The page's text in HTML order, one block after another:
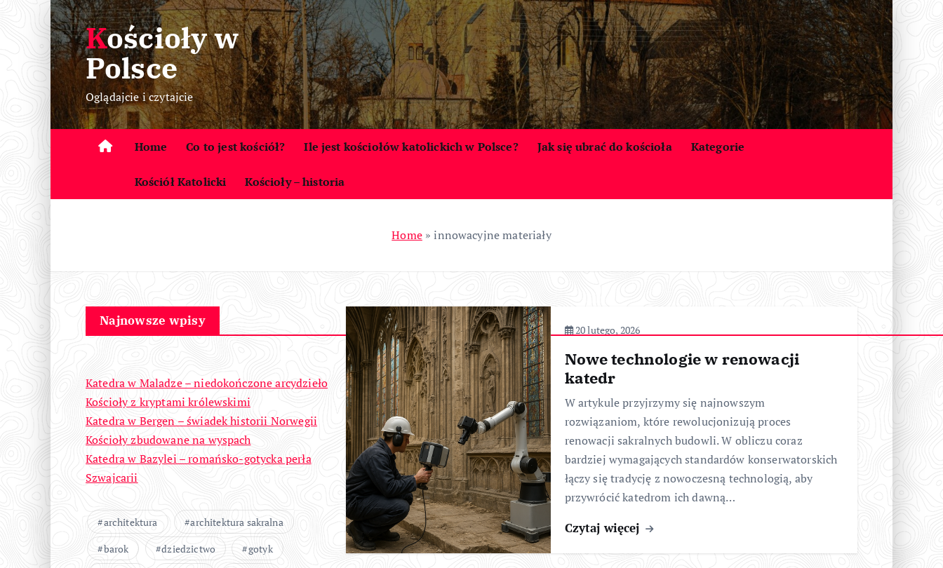
S
k
i
p
t
c
e
Kościoły w
Polsce
Oglądajcie i czytajcie
Home Co to jest kościół? Ile jest kościołów katolickich w Polsce? Jak się ubrać do kościoła Kategorie
Kościół Katolicki Kościoły – historia
Home»innowacyjne materiały
Najnowsze wpisy
Katedra w Maladze – niedokończone arcydzieło
Kościoły z kryptami królewskimi
Katedra w Bergen – świadek historii Norwegii
Kościoły zbudowane na wyspach
Katedra w Bazylei – romańsko-gotycka perła
Szwajcarii
architektura
architektura sakralna
barok
dziedzictwo
gotyk
20 lutego, 2026
Nowe technologie w renowacji
katedr
W artykule przyjrzymy się najnowszym
rozwiązaniom, które rewolucjonizują proces
renowacji sakralnych budowli. W obliczu coraz
bardziej wymagających standardów konserwatorskich
łączy się tradycję z nowoczesną technologią, aby
przywrócić katedrom ich dawną…
Czytaj więcej